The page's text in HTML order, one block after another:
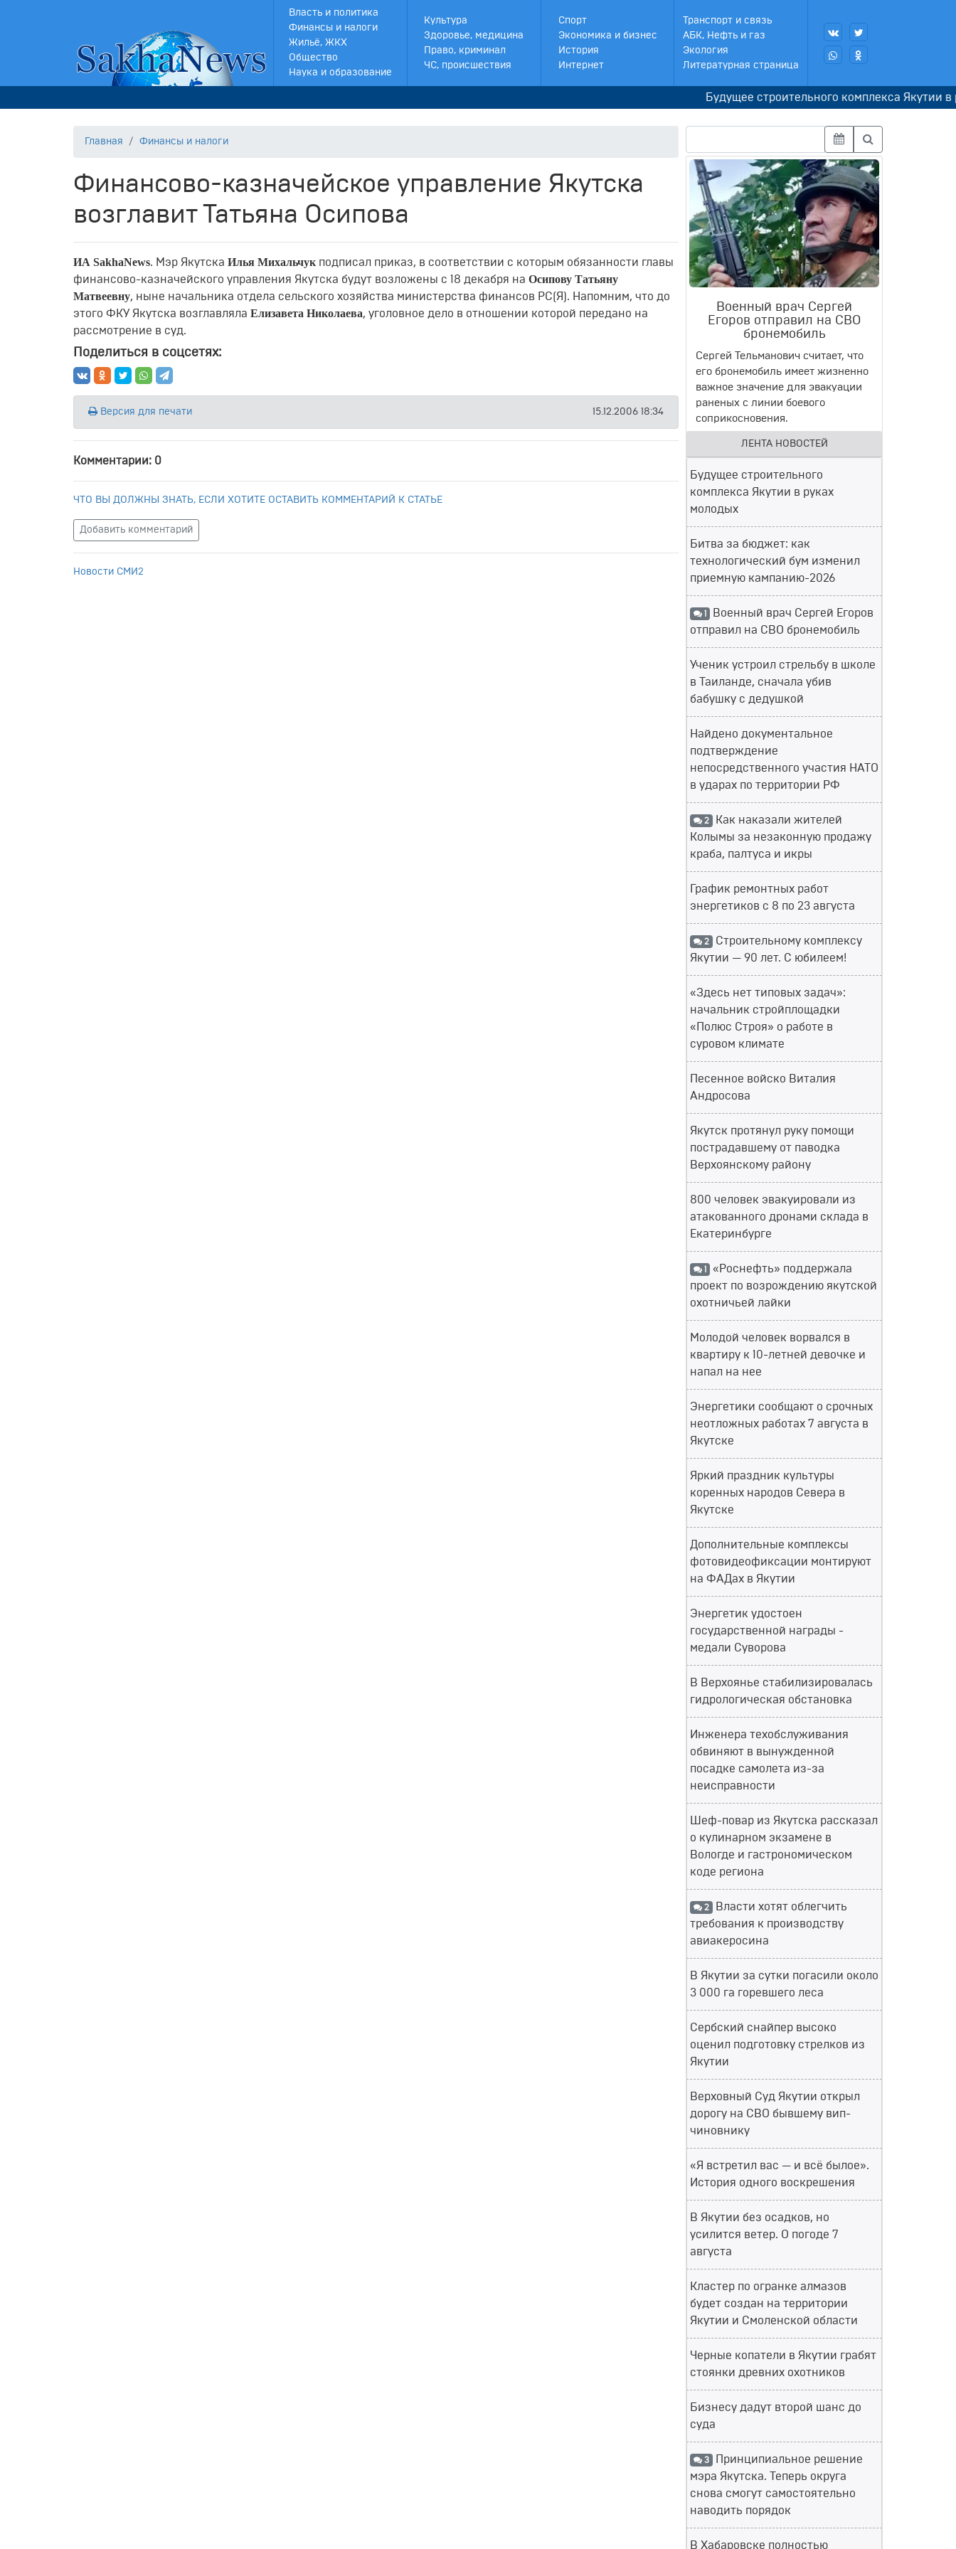
Власть и политика
Финансы и налоги
Жильё, ЖКХ
Общество
Наука и образование
Культура
Здоровье, медицина
Право, криминал
ЧС, происшествия
Спорт
Экономика и бизнес
История
Интернет
Транспорт и связь
АБК, Нефть и газ
Экология
Литературная страница
Будущее строительного комплекса Якутии в
Главная Финансы и налоги
Финансово-казначейское управление Якутска
возглавит Татьяна Осипова
ИА SakhaNews. Мэр Якутска Илья Михальчук подписал приказ, в соответствии с которым обязанности главы
финансово-казначейского управления Якутска будут возложены с 18 декабря на Осипову Татьяну
Матвеевну, ныне начальника отдела сельского хозяйства министерства финансов РС(Я). Напомним, что до
этого ФКУ Якутска возглавляла Елизавета Николаева, уголовное дело в отношении которой передано на
рассмотрение в суд.
Поделиться в соцсетях:
Версия для печати 15.12.2006 18:34
Комментарии: 0
ЧТО ВЫ ДОЛЖНЫ ЗНАТЬ, ЕСЛИ ХОТИТЕ ОСТАВИТЬ КОММЕНТАРИЙ К СТАТЬЕ
Добавить комментарий
Новости СМИ2
Военный врач Сергей
Егоров отправил на СВО
бронемобиль
Сергей Тельманович считает, что
его бронемобиль имеет жизненно
важное значение для эвакуации
раненых с линии боевого
соприкосновения.
ЛЕНТА НОВОСТЕЙ
Будущее строительного
комплекса Якутии в руках
молодых
Битва за бюджет: как
технологический бум изменил
приемную кампанию-2026
1 Военный врач Сергей Егоров
отправил на СВО бронемобиль
Ученик устроил стрельбу в школе
в Таиланде, сначала убив
бабушку с дедушкой
Найдено документальное
подтверждение
непосредственного участия НАТО
в ударах по территории РФ
2 Как наказали жителей
Колымы за незаконную продажу
краба, палтуса и икры
График ремонтных работ
энергетиков с 8 по 23 августа
2 Строительному комплексу
Якутии — 90 лет. С юбилеем!
«Здесь нет типовых задач»:
начальник стройплощадки
«Полюс Строя» о работе в
суровом климате
Песенное войско Виталия
Андросова
Якутск протянул руку помощи
пострадавшему от паводка
Верхоянскому району
800 человек эвакуировали из
атакованного дронами склада в
Екатеринбурге
1 «Роснефть» поддержала
проект по возрождению якутской
охотничьей лайки
Молодой человек ворвался в
квартиру к 10-летней девочке и
напал на нее
Энергетики сообщают о срочных
неотложных работах 7 августа в
Якутске
Яркий праздник культуры
коренных народов Севера в
Якутске
Дополнительные комплексы
фотовидеофиксации монтируют
на ФАДах в Якутии
Энергетик удостоен
государственной награды -
медали Суворова
В Верхоянье стабилизировалась
гидрологическая обстановка
Инженера техобслуживания
обвиняют в вынужденной
посадке самолета из-за
неисправности
Шеф-повар из Якутска рассказал
о кулинарном экзамене в
Вологде и гастрономическом
коде региона
2 Власти хотят облегчить
требования к производству
авиакеросина
В Якутии за сутки погасили около
3 000 га горевшего леса
Сербский снайпер высоко
оценил подготовку стрелков из
Якутии
Верховный Суд Якутии открыл
дорогу на СВО бывшему вип-
чиновнику
«Я встретил вас — и всё былое».
История одного воскрешения
В Якутии без осадков, но
усилится ветер. О погоде 7
августа
Кластер по огранке алмазов
будет создан на территории
Якутии и Смоленской области
Черные копатели в Якутии грабят
стоянки древних охотников
Бизнесу дадут второй шанс до
суда
3 Принципиальное решение
мэра Якутска. Теперь округа
снова смогут самостоятельно
наводить порядок
В Хабаровске полностью